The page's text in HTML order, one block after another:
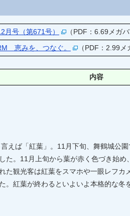
月号（第671号）
（PDF：6.69メガバ
恵みを、つなぐ。 （PDF：2.99メ
内容
えば「紅葉」。11月下旬、舞鶴城公
た。11月上旬から葉が赤く色づき始め
た観光客は紅葉をスマホや一眼レフカ
。紅葉が終わるといよいよ本格的な冬